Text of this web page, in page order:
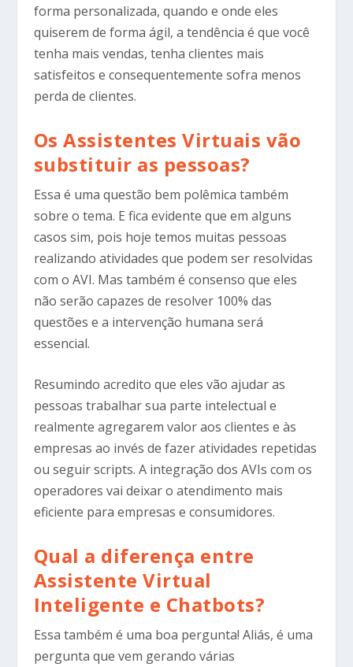
forma personalizada, quando e onde eles
quiserem de forma ágil, a tendência é que você
tenha mais vendas, tenha clientes mais
satisfeitos e consequentemente sofra menos
perda de clientes.
Os Assistentes Virtuais vão
substituir as pessoas?
Essa é uma questão bem polêmica também
sobre o tema. E fica evidente que em alguns
casos sim, pois hoje temos muitas pessoas
realizando atividades que podem ser resolvidas
com o AVI. Mas também é consenso que eles
não serão capazes de resolver 100% das
questões e a intervenção humana será
essencial.
Resumindo acredito que eles vão ajudar as
pessoas trabalhar sua parte intelectual e
realmente agregarem valor aos clientes e às
empresas ao invés de fazer atividades repetidas
ou seguir scripts. A integração dos AVIs com os
operadores vai deixar o atendimento mais
eficiente para empresas e consumidores.
Qual a diferença entre
Assistente Virtual
Inteligente e Chatbots?
Essa também é uma boa pergunta! Aliás, é uma
pergunta que vem gerando várias